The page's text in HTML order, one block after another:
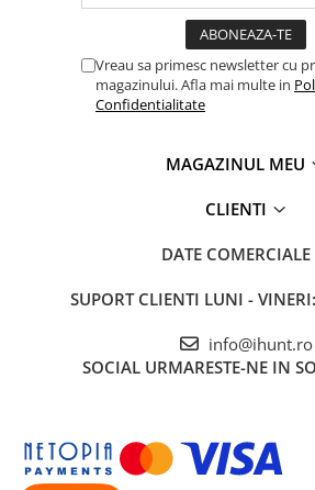
STATII DE INCARCARE EV
Stații de Încărcare Rezidențiale /
Stații de Încărcare Comerciale /
Compatibilitate încărcare
Capacitatea de încărcare inversă a Tank
folosești ca powerbank portabil pentru a
Vreau sa primesc newsletter cu
magazinului. Afla mai multe in
Confidentialitate
MAGAZINUL MEU
CLIENTI
DATE COMERCIALE
SUPORT CLIENTI LUNI -
info@ihunt.ro
SOCIAL URMARESTE-NE IN